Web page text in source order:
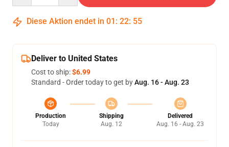
Diese Aktion endet in 01 : 22: 55
Deliver to United States
Cost to ship:$6.99
Standard - Order today to get byAug. 16 - Aug. 23
Production
Today
Shipping
Aug. 12
Delivered
Aug. 16 - Aug. 23